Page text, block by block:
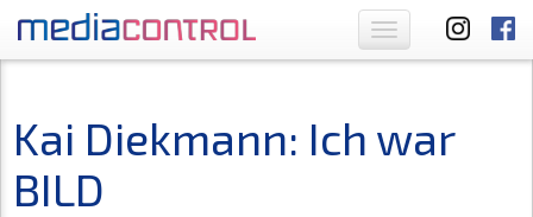
Toggle
navigation
Kai Diekmann: Ich war
BILD